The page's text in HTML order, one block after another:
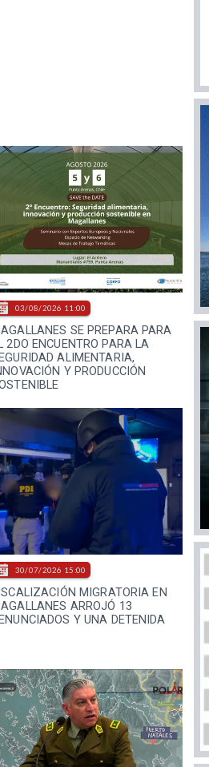
SE PREPARA PARA
2DO ENCUENTRO PARA LA
ALIMENTARIA,
Y PRODUCCIÓN
03/08/2026 11:00
MIGRATORIA EN
ARROJÓ 13
Y UNA DETENIDA
30/07/2026 15:00